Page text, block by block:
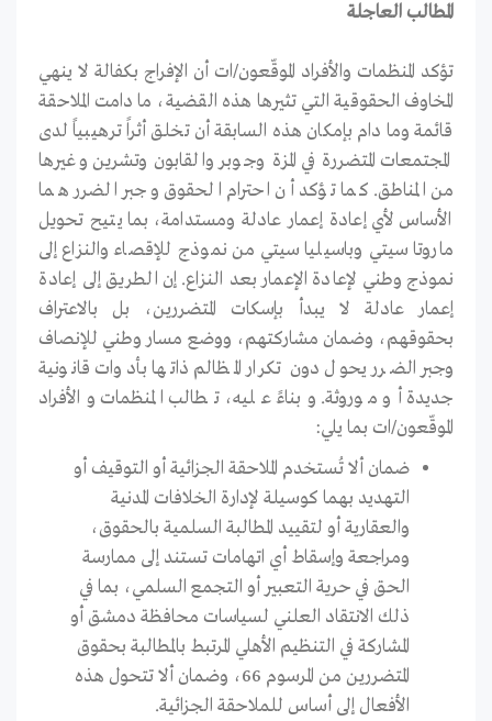
المطالب العاجلة
تؤكد المنظمات والأفراد الموقّعون/ات أن الإفراج بكفالة لا ينهي
المخاوف الحقوقية التي تثيرها هذه القضية، ما دامت الملاحقة
قائمة وما دام بإمكان هذه السابقة أن تخلق أثراً ترهيبياً لدى
المجتمعات المتضررة في المزة وجوبر والقابون وتشرين وغيرها
من المناطق. كما تؤكد أن احترام الحقوق وجبر الضرر هما
الأساس لأي إعادة إعمار عادلة ومستدامة، بما يتيح تحويل
ماروتا سيتي وباسيليا سيتي من نموذج للإقصاء والنزاع إلى
نموذج وطني لإعادة الإعمار بعد النزاع. إن الطريق إلى إعادة
إعمار عادلة لا يبدأ بإسكات المتضررين، بل بالاعتراف
بحقوقهم، وضمان مشاركتهم، ووضع مسار وطني للإنصاف
وجبر الضرر يحول دون تكرار المظالم ذاتها بأدوات قانونية
جديدة أو موروثة. وبناءً عليه، تطالب المنظمات والأفراد
الموقّعون/ات بما يلي:
ضمان ألا تُستخدم الملاحقة الجزائية أو التوقيف أو
التهديد بهما كوسيلة لإدارة الخلافات المدنية
والعقارية أو لتقييد المطالبة السلمية بالحقوق،
ومراجعة وإسقاط أي اتهامات تستند إلى ممارسة
الحق في حرية التعبير أو التجمع السلمي، بما في
ذلك الانتقاد العلني لسياسات محافظة دمشق أو
المشاركة في التنظيم الأهلي المرتبط بالمطالبة بحقوق
المتضررين من المرسوم 66، وضمان ألا تتحول هذه
الأفعال إلى أساس للملاحقة الجزائية.